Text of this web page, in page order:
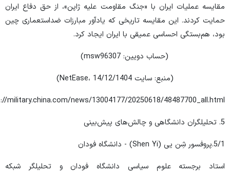
مقایسه عملیات ایران با «جنگ مقاومت علیه ژاپن»، از حق دفاع ایران
حمایت کردند. این مقایسه تاریخی که یادآور مبارزات ضداستعماری چین
بود، هم‌بستگی احساسی عمیقی با ایران ایجاد کرد.
(حساب دویین: msw96307)
(منبع: سایت NetEase، 14/12/1404)
military.china.com/news/13004177/20250618/48487700_all.html
5. تحلیلگران دانشگاهی و چالش‌های پیش‌بینی
5/1.پروفسور شِن یی (Shen Yi) - دانشگاه فودان
استاد برجسته علوم سیاسی دانشگاه فودان و تحلیلگر شبکه